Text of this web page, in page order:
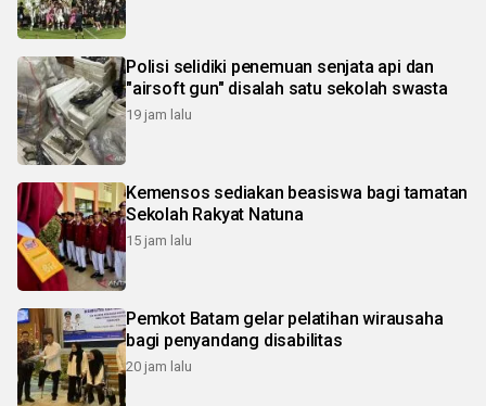
Polisi selidiki penemuan senjata api dan
"airsoft gun" disalah satu sekolah swasta
19 jam lalu
Kemensos sediakan beasiswa bagi tamatan
Sekolah Rakyat Natuna
15 jam lalu
Pemkot Batam gelar pelatihan wirausaha
bagi penyandang disabilitas
20 jam lalu